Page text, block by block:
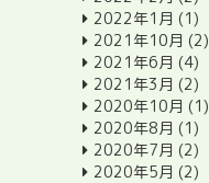
2022年1月 (1)
2021年10月 (2)
2021年6月 (4)
2021年3月 (2)
2020年10月 (1)
2020年8月 (1)
2020年7月 (2)
2020年5月 (2)